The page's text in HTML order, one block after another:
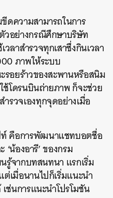
ดความสามารถในการ
วอย่างกรณีศึกษาบริษัท
ลาสำรวจทุกเสาซึ่งกินเวลา
ภาพให้ระบบ
รอยร้าวของสะพานหรือสนิม
ช้โดรนบินถ่ายภาพ ก็จะช่วย
รวจเองทุกจุดอย่างเมื่อ
ท์ คือการพัฒนาแชทบอตชื่อ
‘น้องอารี’ ของกรม
รู้จากบทสนทนา แรกเริ่ม
เมื่อนานไปก็เริ่มแนะนำ
ช่นการแนะนำโปรโมชัน